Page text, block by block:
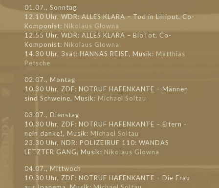
01.07., Sonntag
12.10 Uhr, WDR: ALLES KLARA – Tod in Lilliput, Co-
Komponist: Nikolaus Glowna
12.55 Uhr, WDR: ALLES KLARA – BioTot, Co-
Komponist: Nikolaus Glowna
14.30 Uhr, 3sat: HANNAS REISE, Musik: Matthias
Petsche
02.07., Montag
10.30 Uhr, ZDF: NOTRUF HAFENKANTE – Männer
sind Schweine, Musik: Michael Soltau
03.07., Dienstag
10.30 Uhr, ZDF: NOTRUF HAFENKANTE – Eltern -
nein danke!, Musik: Michael Soltau
23.30 Uhr, NDR: POLIZEIRUF 110: WANDAS
LETZTER GANG, Musik: Nikolaus Glowna
04.07., Mittwoch
10.30 Uhr, ZDF: NOTRUF HAFENKANTE – Die Frau